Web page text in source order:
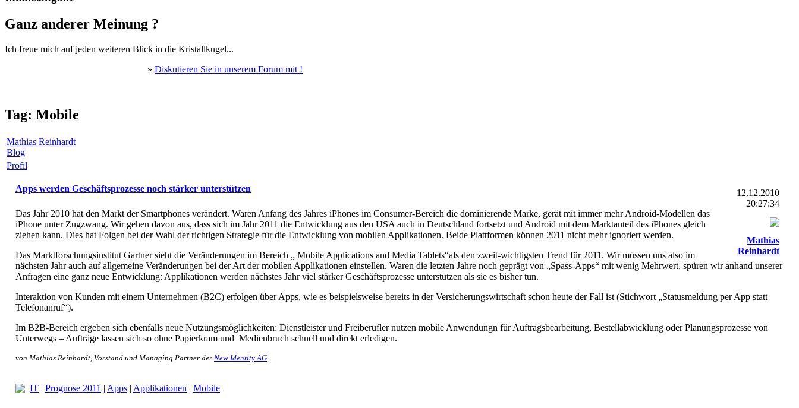
Ganz anderer Meinung ?
Ich freue mich auf jeden weiteren Blick in die Kristallkugel...
» Diskutieren Sie in unserem Forum mit !
Tag: Mobile
Mathias Reinhardt
Blog
Profil
12.12.2010
20:27:34
Mathias
Reinhardt
Apps werden Geschäftsprozesse noch stärker unterstützen
Das Jahr 2010 hat den Markt der Smartphones verändert. Waren Anfang des Jahres iPhones im Consumer-Bereich die dominierende Marke, gerät mit immer mehr Android-Modellen das
iPhone unter Zugzwang. Wir gehen davon aus, dass sich im Jahr 2011 die Entwicklung aus den USA auch in Deutschland fortsetzt und Android mit dem Marktanteil des iPhones gleich
ziehen kann. Dies hat Folgen bei der Wahl der richtigen Strategie für die Entwicklung von mobilen Applikationen. Beide Plattformen können 2011 nicht mehr ignoriert werden.
Das Marktforschungsinstitut Gartner sieht die Veränderungen im Bereich „ Mobile Applications and Media Tablets“als den zweit-wichtigsten Trend für 2011. Wir müssen uns also im
nächsten Jahr auch auf allgemeine Veränderungen bei der Art der mobilen Applikationen einstellen. Waren die letzten Jahre noch geprägt von „Spass-Apps“ mit wenig Mehrwert, spüren wir anhand unserer
Anfragen eine ganz neue Entwicklung: Applikationen werden nächstes Jahr viel stärker Geschäftsprozesse unterstützen als sie es bisher tun.
Interaktion von Kunden mit einem Unternehmen (B2C) erfolgen über Apps, wie es beispielsweise bereits in der Versicherungswirtschaft schon heute der Fall ist (Stichwort „Statusmeldung per App statt
Telefonanruf“).
Im B2B-Bereich ergeben sich ebenfalls neue Nutzungsmöglichkeiten: Dienstleister und Freiberufler nutzen mobile Anwendungn für Auftragsbearbeitung, Bestellabwicklung oder Planungsprozesse von
Unterwegs – Aufträge lassen sich so ohne Papierkram und Medienbruch schnell und direkt erledigen.
von Mathias Reinhardt, Vorstand und Managing Partner der New Identity AG
IT | Prognose 2011 | Apps | Applikationen | Mobile